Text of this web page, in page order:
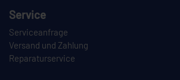
Service
Serviceanfrage
Versand und Zahlung
Reparaturservice